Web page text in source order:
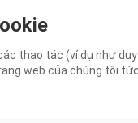
[Việt
260 Lượt
thao tác (ví dụ như
web của chúng tôi